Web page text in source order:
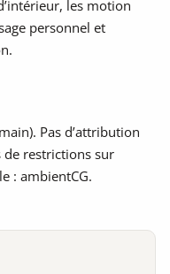
les motion
personnel et
Pas d’attribution
de restrictions sur
: ambientCG.